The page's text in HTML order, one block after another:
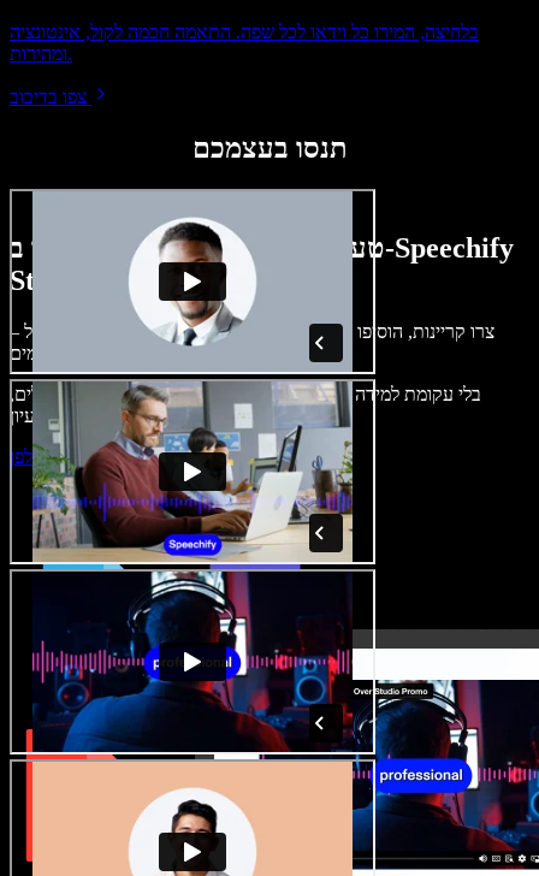
בלחיצה, המירו כל וידאו לכל שפה. התאמה חכמה לקול, אינטונציה
ומהירות.
צפו בדיבוב
תנסו בעצמכם
טעימה קטנה ממה שתוכלו ליצור ב-Speechify
Studio.
צרו קריינות, הוסיפו תמונות ללא זכויות, אודיו, סרטונים ושיבוט קול –
בלי עקומת למידה – הכול זמין בדפדפן. יוצרי תוכן כבר לא מוגבלים,
התחילו ליצור באולפן